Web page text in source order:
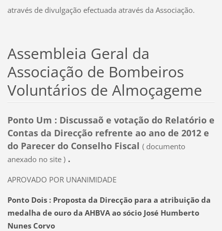
através de divulgação efectuada através da Associação.
Assembleia Geral da
Associação de Bombeiros
Voluntários de Almoçageme
Ponto Um : Discussaõ e votação do Relatório e
Contas da Direcção refrente ao ano de 2012 e
do Parecer do Conselho Fiscal ( documento
anexado no site ).
APROVADO POR UNANIMIDADE
Ponto Dois : Proposta da Direcção para a atribuição da
medalha de ouro da AHBVA ao sócio José Humberto
Nunes Corvo